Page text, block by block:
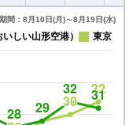
間：8月10日(月)～8月19日(水)
しい山形空港） 東京